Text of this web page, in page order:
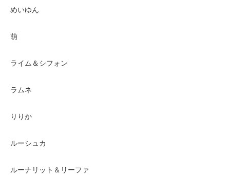
めいゆん
萌
ライム＆シフォン
ラムネ
りりか
ルーシュカ
ルーナリット＆リーファ